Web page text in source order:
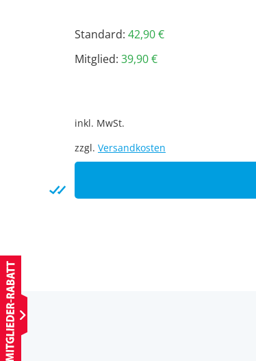
Standard: 42,90€
Mitglied: 39,90€
inkl. MwSt.
zzgl. Versandkosten